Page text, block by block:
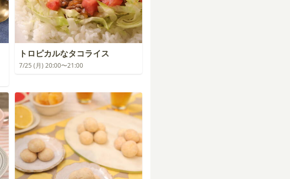
トロピカルなタコライス
7/25 (月) 20:00〜21:00